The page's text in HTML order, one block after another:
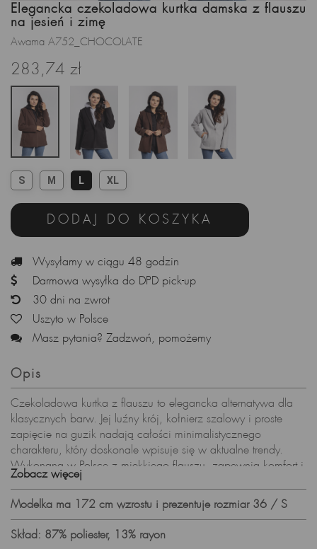
Elegancka czekoladowa kurtka damska z flauszu
na jesień i zimę
Awama A752_CHOCOLATE
283,74 zł
S M L XL
DODAJ DO KOSZYKA
Wysyłamy w ciągu 48 godzin
Darmowa wysyłka do DPD pick-up
30 dni na zwrot
Uszyto w Polsce
Masz pytania? Zadzwoń, pomożemy
Opis
Czekoladowa kurtka z flauszu to elegancka alternatywa dla
klasycznych barw. Jej luźny krój, kołnierz szalowy i proste
zapięcie na guzik nadają całości minimalistycznego
charakteru, który doskonale wpisuje się w aktualne trendy.
Wykonana w Polsce z miękkiego flauszu, zapewnia komfort i
ciepło w chłodniejsze dni sezonu jesienno-zimowego.
Dlaczego warto wybrać tę czekoladową kurtkę?
elegancki i modny odcień czekolady,
uniwersalny fason – pasuje do wielu stylizacji,
Zobacz więcej
Modelka ma 172 cm wzrostu i prezentuje rozmiar 36 / S
Skład: 87% poliester, 13% rayon